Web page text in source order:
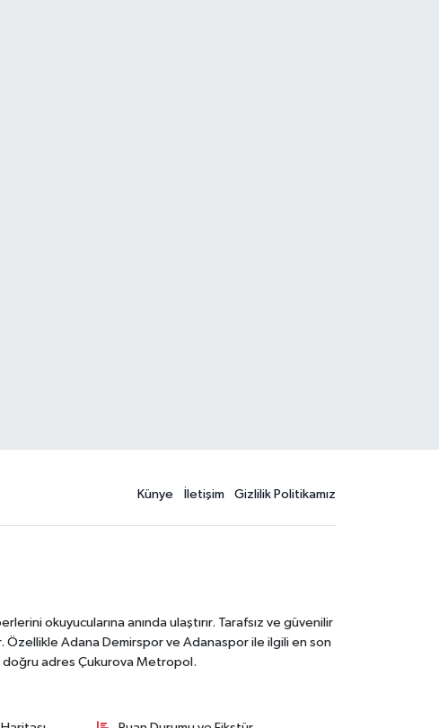
Künye İletişim Gizlilik Politikamız
okuyucularına anında ulaştırır. Tarafsız ve güvenilir
Özellikle Adana Demirspor ve Adanaspor ile ilgili en son
adres Çukurova Metropol.